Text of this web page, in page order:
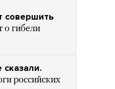
совершить
гибели
российских